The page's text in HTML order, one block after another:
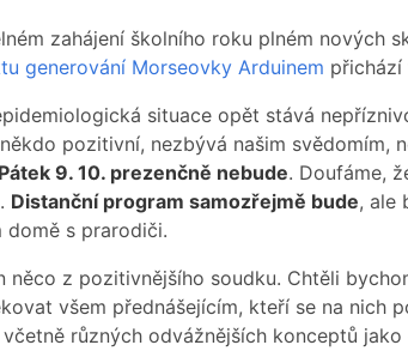
zahájení školního roku plném nových
generování Morseovky Arduinem
situace opět stává
pozitivní, nezbývá našim svědomím,
Pátek 9. 10. prezenčně nebude. Doufáme,
Distanční program samozřejmě bude, ale
domě s prarodiči.
něco z pozitivnějšího soudku. Chtěli
všem přednášejícím, kteří se na nich
různých odvážnějších konceptů